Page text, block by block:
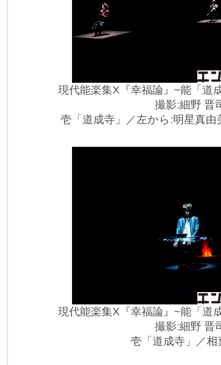
現代能楽集X『幸福論』~能「道
撮影:細野 晋
壱「道成寺」／左から:明星真由
現代能楽集X『幸福論』~能「道
撮影:細野 晋
壱「道成寺」／相